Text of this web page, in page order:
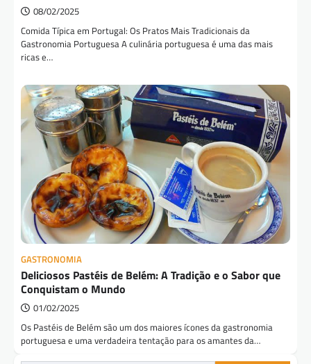
08/02/2025
Comida Típica em Portugal: Os Pratos Mais Tradicionais da
Gastronomia Portuguesa A culinária portuguesa é uma das mais
ricas e…
GASTRONOMIA
Deliciosos Pastéis de Belém: A Tradição e o Sabor que
Conquistam o Mundo
01/02/2025
Os Pastéis de Belém são um dos maiores ícones da gastronomia
portuguesa e uma verdadeira tentação para os amantes da…